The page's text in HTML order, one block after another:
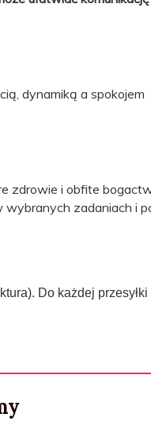
dynamiką a spokojem
zdrowie i obfite
zadaniach i
Do każdej